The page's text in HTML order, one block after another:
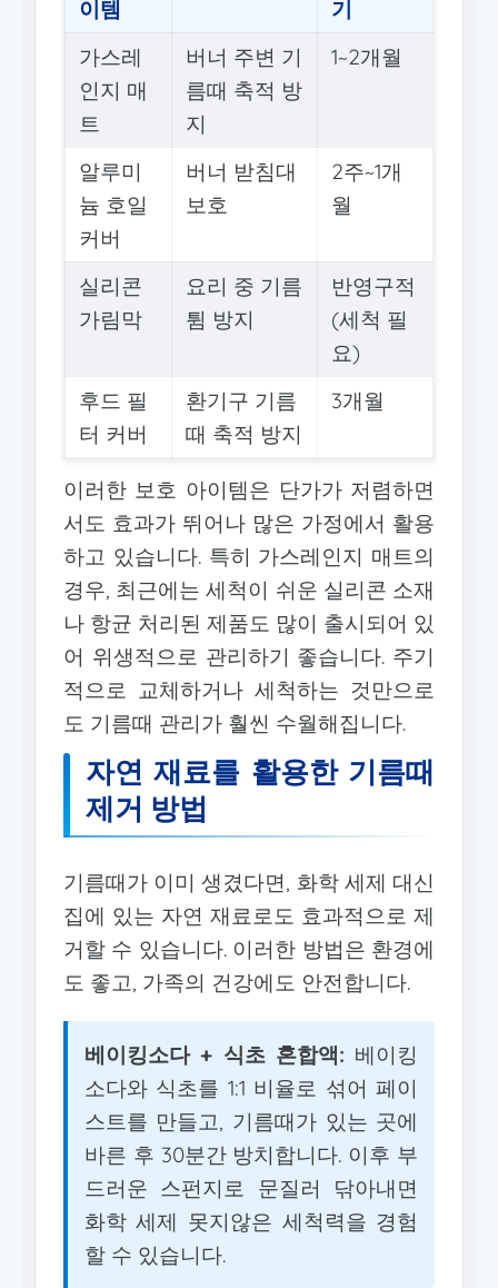
이템
기
가스레
인지 매
트
버너 주변 기
름때 축적 방
지
1~2개월
알루미
늄 호일
커버
버너 받침대
보호
2주~1개
월
실리콘
가림막
요리 중 기름
튐 방지
반영구적
(세척 필
요)
후드 필
터 커버
환기구 기름
때 축적 방지
3개월
이러한 보호 아이템은 단가가 저렴하면
서도 효과가 뛰어나 많은 가정에서 활용
하고 있습니다. 특히 가스레인지 매트의
경우, 최근에는 세척이 쉬운 실리콘 소재
나 항균 처리된 제품도 많이 출시되어 있
어 위생적으로 관리하기 좋습니다. 주기
적으로 교체하거나 세척하는 것만으로
도 기름때 관리가 훨씬 수월해집니다.
자연 재료를 활용한 기름때
제거 방법
기름때가 이미 생겼다면, 화학 세제 대신
집에 있는 자연 재료로도 효과적으로 제
거할 수 있습니다. 이러한 방법은 환경에
도 좋고, 가족의 건강에도 안전합니다.
베이킹소다 + 식초 혼합액: 베이킹
소다와 식초를 1:1 비율로 섞어 페이
스트를 만들고, 기름때가 있는 곳에
바른 후 30분간 방치합니다. 이후 부
드러운 스펀지로 문질러 닦아내면
화학 세제 못지않은 세척력을 경험
할 수 있습니다.